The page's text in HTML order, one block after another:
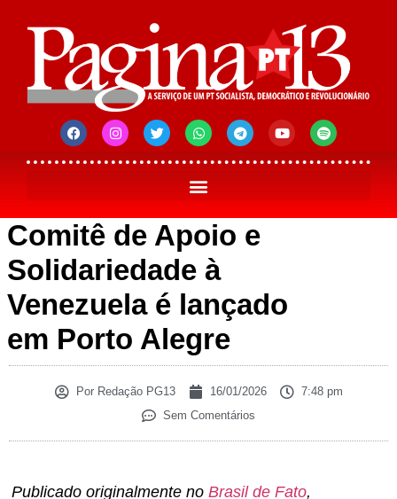
Comitê de Apoio e
Solidariedade à
Venezuela é lançado
em Porto Alegre
PorRedação PG13 16/01/2026
7:48 pm
Sem Comentários
Publicado originalmente no Brasil de Fato,